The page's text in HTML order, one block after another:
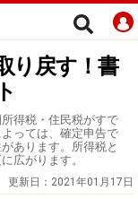
り戻す！書
得税・住民税がすで
っては、確定申告で
あります。所得税と
広がります。
更新日： 2021年01月17日